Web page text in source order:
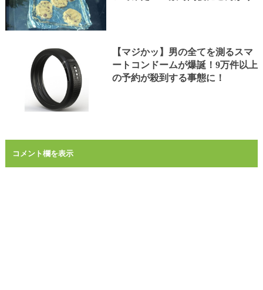
【マジかッ】男の全てを測るスマ
ートコンドームが爆誕！9万件以上
の予約が殺到する事態に！
コメント欄を表示